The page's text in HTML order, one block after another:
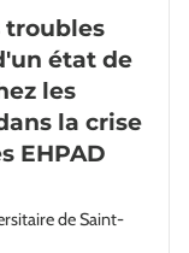
troubles
état de
les
la crise
EHPAD
de Saint-